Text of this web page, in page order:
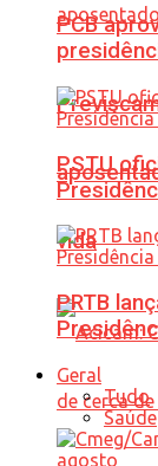
vida
PCB
PSTU
PRTB
Geral
Tudo
Saúde